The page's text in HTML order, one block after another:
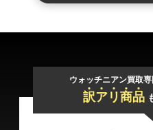
ウォッチニアン買取
訳アリ 商品